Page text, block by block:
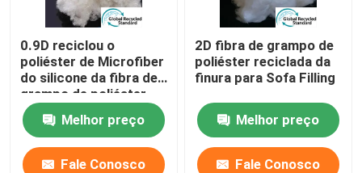
0.9D reciclou o
poliéster de Microfiber
do silicone da fibra de
grampo de poliéster
Melhor preço
Fale Conosco
2D fibra de grampo de
poliéster reciclada da
finura para Sofa Filling
Melhor preço
Fale Conosco